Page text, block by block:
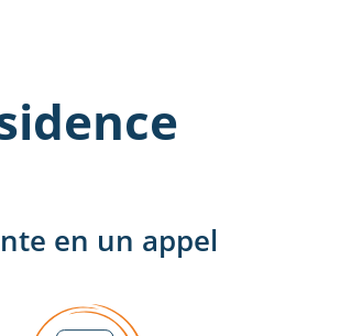
en un appel